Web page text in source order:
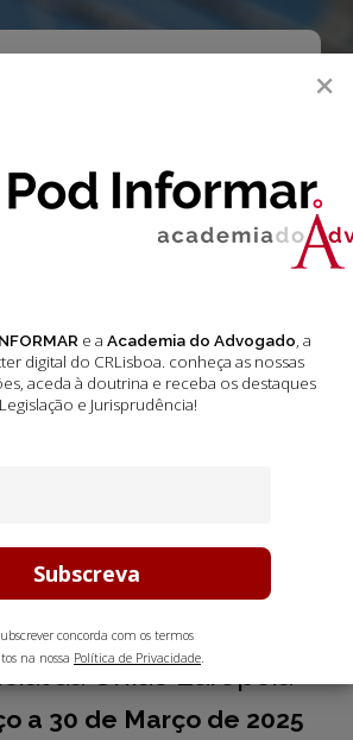
Menu
do Advogado
União Europeia
Jornal
da União
da União Europeia
a 30 de Março de 2025
×
e a Academia do Advogado, a
digital do CRLisboa. conheça as nossas
, aceda à doutrina e receba os destaques
e Jurisprudência!
concorda com os termos
na nossa Política de Privacidade.